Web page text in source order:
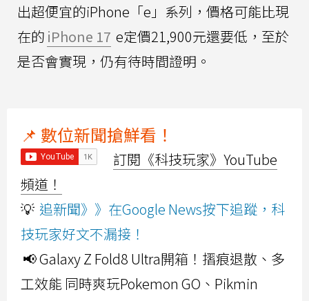
出超便宜的iPhone「e」系列，價格可能比現
在的 iPhone 17 e定價21,900元還要低，至於
是否會實現，仍有待時間證明。
📌 數位新聞搶鮮看！
訂閱《科技玩家》YouTube
頻道！
💡 追新聞》》在Google News按下追蹤，科
技玩家好文不漏接！
📢 Galaxy Z Fold8 Ultra開箱！摺痕退散、多
工效能 同時爽玩Pokemon GO、Pikmin